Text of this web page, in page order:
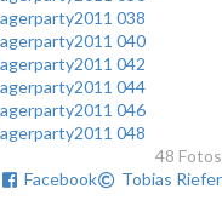
48 Fotos
Facebook Tobias Riefer